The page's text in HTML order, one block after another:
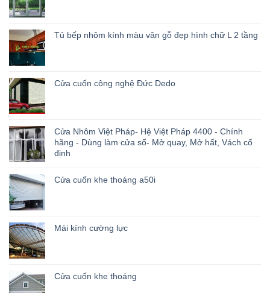
Tủ bếp nhôm kính màu vân gỗ đẹp hình chữ L 2 tầng
Cửa cuốn công nghệ Đức Dedo
Cửa Nhôm Việt Pháp- Hệ Việt Pháp 4400 - Chính
hãng - Dùng làm cửa sổ- Mở quay, Mở hất, Vách cố
định
Cửa cuốn khe thoáng a50i
Mái kính cường lực
Cửa cuốn khe thoáng